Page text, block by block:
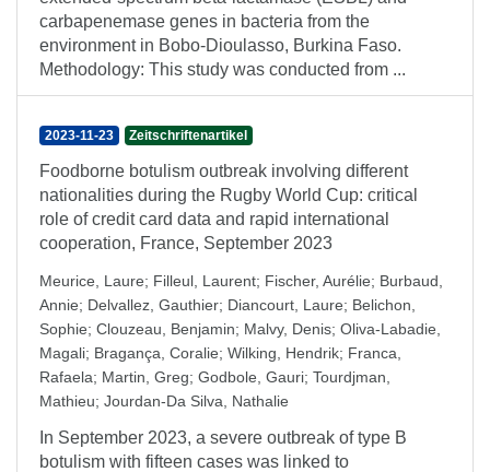
carbapenemase genes in bacteria from the
environment in Bobo-Dioulasso, Burkina Faso.
Methodology: This study was conducted from ...
2023-11-23 Zeitschriftenartikel
Foodborne botulism outbreak involving different
nationalities during the Rugby World Cup: critical
role of credit card data and rapid international
cooperation, France, September 2023
Meurice, Laure; Filleul, Laurent; Fischer, Aurélie; Burbaud,
Annie; Delvallez, Gauthier; Diancourt, Laure; Belichon,
Sophie; Clouzeau, Benjamin; Malvy, Denis; Oliva-Labadie,
Magali; Bragança, Coralie; Wilking, Hendrik; Franca,
Rafaela; Martin, Greg; Godbole, Gauri; Tourdjman,
Mathieu; Jourdan-Da Silva, Nathalie
In September 2023, a severe outbreak of type B
botulism with fifteen cases was linked to